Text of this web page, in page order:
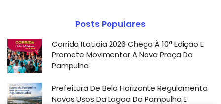
Posts Populares
Corrida Itatiaia 2026 Chega À 10ª Edição E
Promete Movimentar A Nova Praça Da
Pampulha
Prefeitura De Belo Horizonte Regulamenta
Novos Usos Da Lagoa Da Pampulha E